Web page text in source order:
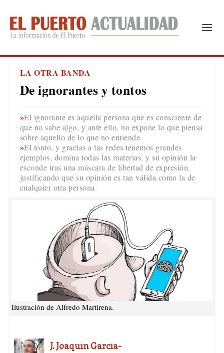
LA OTRA BANDA
De ignorantes y tontos
El ignorante es aquella persona que es consciente de
que no sabe algo, y ante ello, no expone lo que piensa
sobre aquello de lo que no entiende
El tonto, y gracias a las redes tenemos grandes
ejemplos, domina todas las materias, y su opinión la
esconde tras una máscara de libertad de expresión,
justificando que su opinión es tan válida como la de
cualquier otra persona.
Ilustración de Alfredo Martirena.
J. Joaquín García-